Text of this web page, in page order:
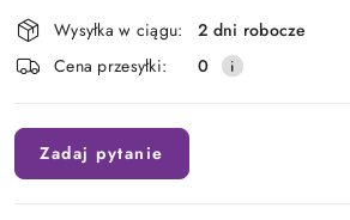
i
dostawa
Wysyłka w ciągu:
2 dni robocze
Cena przesyłki:
0
Zadaj pytanie